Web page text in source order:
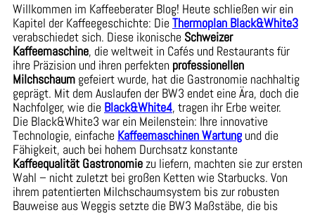
Willkommen im Kaffeeberater Blog! Heute schließen wir ein
Kapitel der Kaffeegeschichte: DieThermoplan Black&White3
verabschiedet sich. Diese ikonische Schweizer
Kaffeemaschine, die weltweit in Cafés und Restaurants für
ihre Präzision und ihren perfekten professionellen
Milchschaum gefeiert wurde, hat die Gastronomie nachhaltig
geprägt. Mit dem Auslaufen der BW3 endet eine Ära, doch die
Nachfolger, wie die Black&White4, tragen ihr Erbe weiter.
Die Black&White3 war ein Meilenstein: Ihre innovative
Technologie, einfache Kaffeemaschinen Wartung und die
Fähigkeit, auch bei hohem Durchsatz konstante
Kaffeequalität Gastronomiezu liefern, machten sie zur ersten
Wahl – nicht zuletzt bei großen Ketten wie Starbucks. Von
ihrem patentierten Milchschaumsystem bis zur robusten
Bauweise aus Weggis setzte die BW3 Maßstäbe, die bis